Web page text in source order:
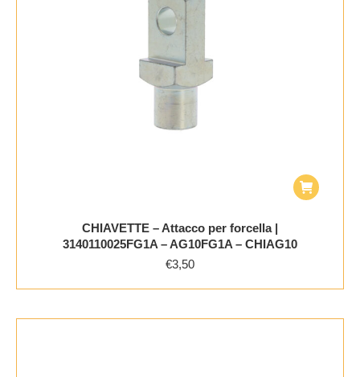
CHIAVETTE – Attacco per forcella |
3140110025FG1A – AG10FG1A – CHIAG10
€3,50